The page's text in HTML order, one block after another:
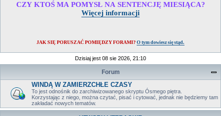
CZY KTOŚ MA POMYSŁ NA SENTENCJĘ MIESIĄCA?
Więcej informacji
JAK SIĘ PORUSZAĆ POMIĘDZY FORAMI? O tym dowiesz się stąd.
Dzisiaj jest 08 sie 2026, 21:10
Forum
WINDĄ W ZAMIERZCHŁE CZASY
To jest odnośnik do zarchiwizowanego skryptu Ósmego piętra.
Korzystając z niego, można czytać, pisać i cytować, jednak nie będziemy tam
zakładać nowych tematów.